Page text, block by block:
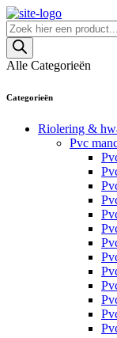
Skip
to
content
Producten
zoeken
Alle Categorieën
Categorieën
Riolering &
Pvc